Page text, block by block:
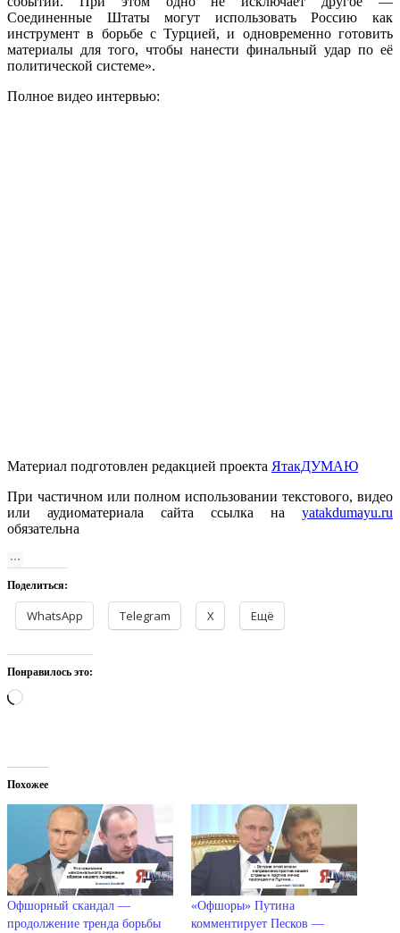
Соединенные Штаты могут использовать Россию как
инструмент в борьбе с Турцией, и одновременно готовить
материалы для того, чтобы нанести финальный удар по её
политической системе».
Полное видео интервью:
Материал подготовлен редакцией проекта ЯтакДУМАЮ
При частичном или полном использовании текстового, видео
или аудиоматериала сайта ссылка на yatakdumayu.ru
обязательна
Поделиться:
WhatsApp Telegram X Ещё
Понравилось это:
Загрузка…
Похожее
Офшорный скандал —
продолжение тренда борьбы
«Офшоры» Путина
комментирует Песков —